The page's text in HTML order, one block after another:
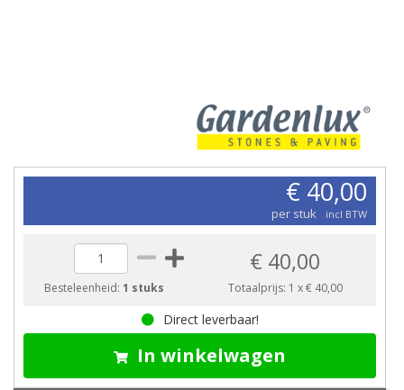
€ 40,00
per stuk incl BTW
Besteleenheid:1 stuks
€ 40,00
Totaalprijs: 1 x€ 40,00
Direct leverbaar!
In winkelwagen